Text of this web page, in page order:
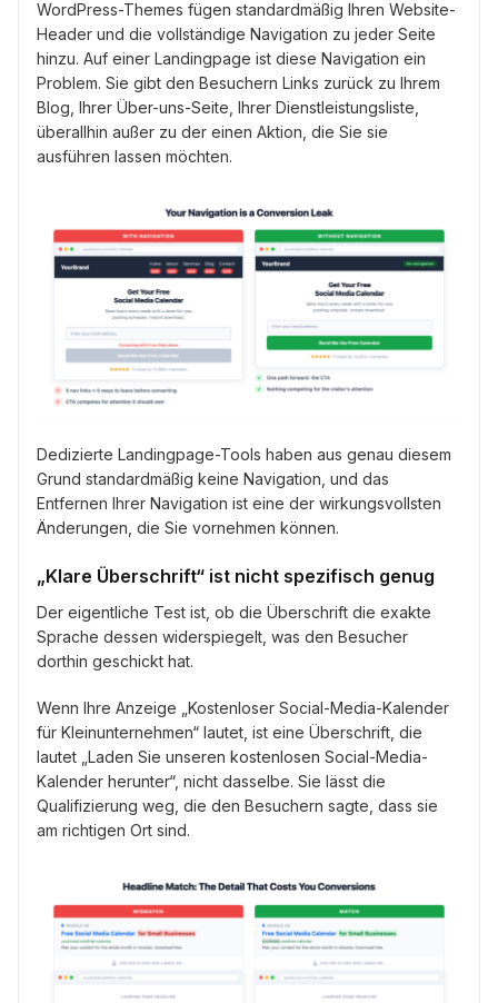
WordPress-Themes fügen standardmäßig Ihren Website-
Header und die vollständige Navigation zu jeder Seite
hinzu. Auf einer Landingpage ist diese Navigation ein
Problem. Sie gibt den Besuchern Links zurück zu Ihrem
Blog, Ihrer Über-uns-Seite, Ihrer Dienstleistungsliste,
überallhin außer zu der einen Aktion, die Sie sie
ausführen lassen möchten.
Dedizierte Landingpage-Tools haben aus genau diesem
Grund standardmäßig keine Navigation, und das
Entfernen Ihrer Navigation ist eine der wirkungsvollsten
Änderungen, die Sie vornehmen können.
„Klare Überschrift“ ist nicht spezifisch genug
Der eigentliche Test ist, ob die Überschrift die exakte
Sprache dessen widerspiegelt, was den Besucher
dorthin geschickt hat.
Wenn Ihre Anzeige „Kostenloser Social-Media-Kalender
für Kleinunternehmen“ lautet, ist eine Überschrift, die
lautet „Laden Sie unseren kostenlosen Social-Media-
Kalender herunter“, nicht dasselbe. Sie lässt die
Qualifizierung weg, die den Besuchern sagte, dass sie
am richtigen Ort sind.